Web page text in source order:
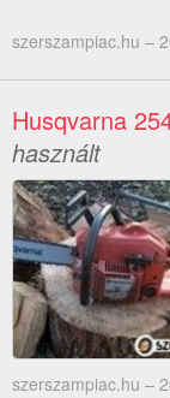
szerszampiac.hu –
Husqvarna
használt
szerszampiac.hu –